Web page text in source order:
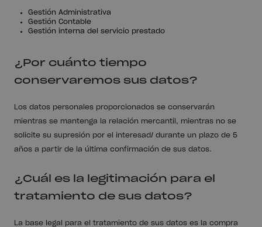
Gestión Administrativa
Gestión Contable
Gestión interna del servicio prestado
¿Por cuánto tiempo
conservaremos sus datos?
Los datos personales proporcionados se conservarán
mientras se mantenga la relación mercantil, mientras no se
solicite su supresión por el interesad/ durante un plazo de 5
años a partir de la última confirmación de sus datos.
¿Cuál es la legitimación para el
tratamiento de sus datos?
La base legal para el tratamiento de sus datos es la compra